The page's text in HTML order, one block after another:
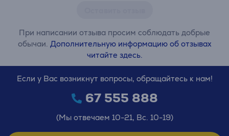
При написании отзыва просим соблюдать добрые
обычаи. Дополнительную информацию об отзывах
читайте здесь.
Если у Вас возникнут вопросы, обращайтесь к нам!
67 555 888
(Мы отвечаем 10-21, Вс. 10-19)